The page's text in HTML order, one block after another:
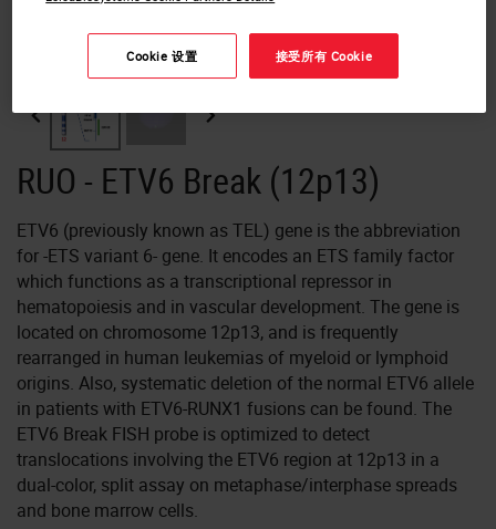
ETV6 (12p13) Break probe hybridized to patient material showing a
provided by Magret Ratjen, Kiel.
RUO - ETV6 Break (12p13)
ETV6 (previously known as TEL) gene is the abbreviation
for -ETS variant 6- gene. It encodes an ETS family factor
which functions as a transcriptional repressor in
hematopoiesis and in vascular development. The gene is
located on chromosome 12p13, and is frequently
rearranged in human leukemias of myeloid or lymphoid
origins. Also, systematic deletion of the normal ETV6 allele
in patients with ETV6-RUNX1 fusions can be found. The
ETV6 Break FISH probe is optimized to detect
translocations involving the ETV6 region at 12p13 in a
dual-color, split assay on metaphase/interphase spreads
and bone marrow cells.
Cookie 设置 接受所有 Cookie